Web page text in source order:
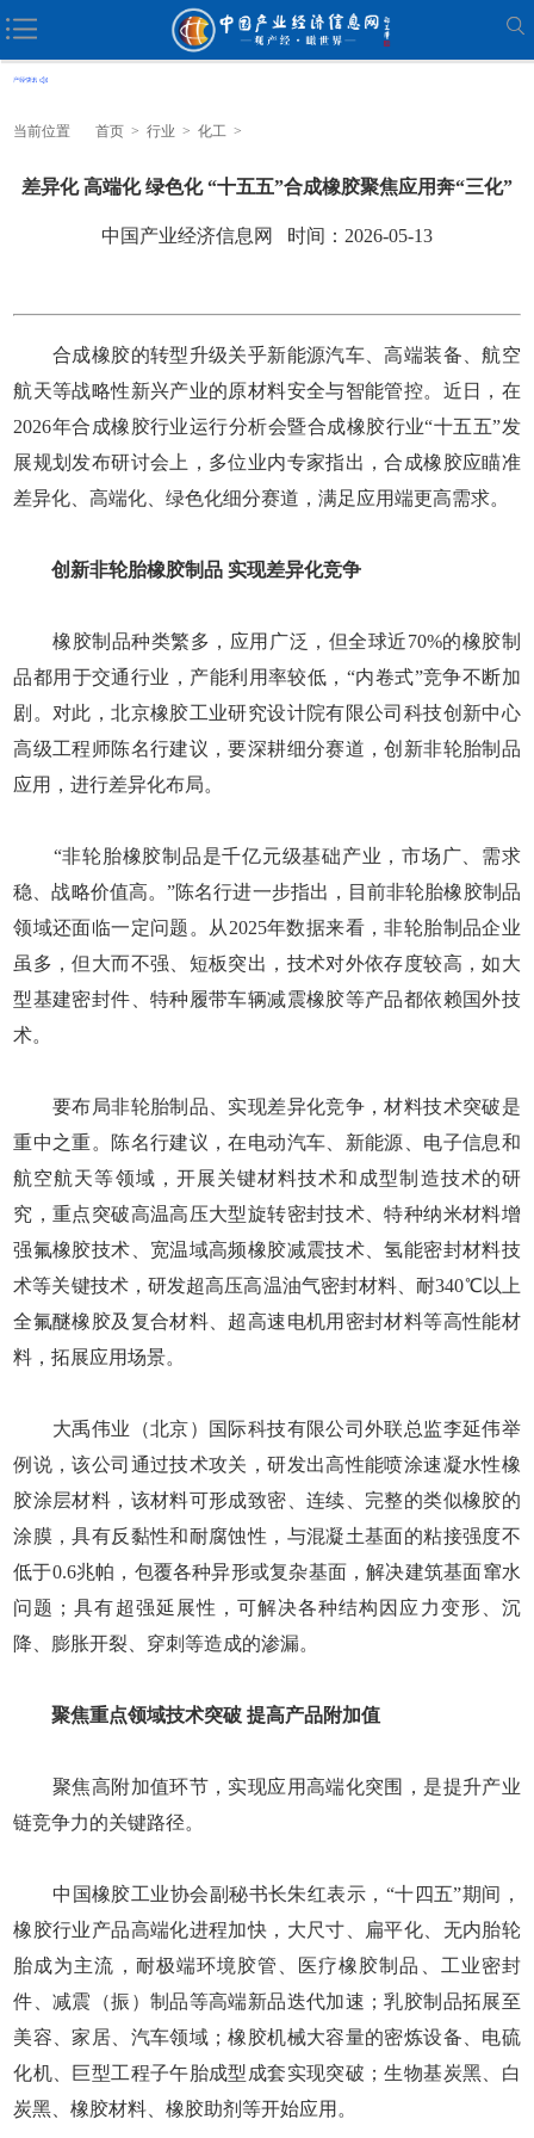
当前位置 首页 > 行业 > 化工 >
差异化 高端化 绿色化 “十五五”合成橡胶聚焦应用奔“三化”
中国产业经济信息网 时间：2026-05-13
合成橡胶的转型升级关乎新能源汽车、高端装备、航空
航天等战略性新兴产业的原材料安全与智能管控。近日，在
2026年合成橡胶行业运行分析会暨合成橡胶行业“十五五”发
展规划发布研讨会上，多位业内专家指出，合成橡胶应瞄准
差异化、高端化、绿色化细分赛道，满足应用端更高需求。
创新非轮胎橡胶制品 实现差异化竞争
橡胶制品种类繁多，应用广泛，但全球近70%的橡胶制
品都用于交通行业，产能利用率较低，“内卷式”竞争不断加
剧。对此，北京橡胶工业研究设计院有限公司科技创新中心
高级工程师陈名行建议，要深耕细分赛道，创新非轮胎制品
应用，进行差异化布局。
“非轮胎橡胶制品是千亿元级基础产业，市场广、需求
稳、战略价值高。”陈名行进一步指出，目前非轮胎橡胶制品
领域还面临一定问题。从2025年数据来看，非轮胎制品企业
虽多，但大而不强、短板突出，技术对外依存度较高，如大
型基建密封件、特种履带车辆减震橡胶等产品都依赖国外技
术。
要布局非轮胎制品、实现差异化竞争，材料技术突破是
重中之重。陈名行建议，在电动汽车、新能源、电子信息和
航空航天等领域，开展关键材料技术和成型制造技术的研
究，重点突破高温高压大型旋转密封技术、特种纳米材料增
强氟橡胶技术、宽温域高频橡胶减震技术、氢能密封材料技
术等关键技术，研发超高压高温油气密封材料、耐340℃以上
全氟醚橡胶及复合材料、超高速电机用密封材料等高性能材
料，拓展应用场景。
大禹伟业（北京）国际科技有限公司外联总监李延伟举
例说，该公司通过技术攻关，研发出高性能喷涂速凝水性橡
胶涂层材料，该材料可形成致密、连续、完整的类似橡胶的
涂膜，具有反黏性和耐腐蚀性，与混凝土基面的粘接强度不
低于0.6兆帕，包覆各种异形或复杂基面，解决建筑基面窜水
问题；具有超强延展性，可解决各种结构因应力变形、沉
降、膨胀开裂、穿刺等造成的渗漏。
聚焦重点领域技术突破 提高产品附加值
聚焦高附加值环节，实现应用高端化突围，是提升产业
链竞争力的关键路径。
中国橡胶工业协会副秘书长朱红表示，“十四五”期间，
橡胶行业产品高端化进程加快，大尺寸、扁平化、无内胎轮
胎成为主流，耐极端环境胶管、医疗橡胶制品、工业密封
件、减震（振）制品等高端新品迭代加速；乳胶制品拓展至
美容、家居、汽车领域；橡胶机械大容量的密炼设备、电硫
化机、巨型工程子午胎成型成套实现突破；生物基炭黑、白
炭黑、橡胶材料、橡胶助剂等开始应用。